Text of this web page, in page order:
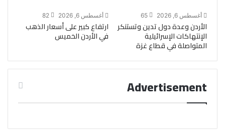
أغسطس 6, 2026 65
الأردن وعدة دول تدين وتستنكر
الإنتهاكات الإسرائيلية
المتواصلة في قطاع غزة
أغسطس 6, 2026 82
ارتفاع كبير على أسعار الذهب
في الأردن الخميس
Advertisement